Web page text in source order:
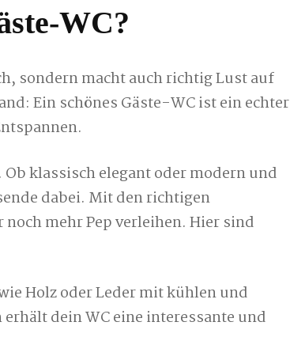
WC?
sondern macht auch richtig Lust auf
Ein schönes Gäste-WC ist ein echter
klassisch elegant oder modern und
dabei. Mit den richtigen
mehr Pep verleihen. Hier sind
Holz oder Leder mit kühlen und
dein WC eine interessante und